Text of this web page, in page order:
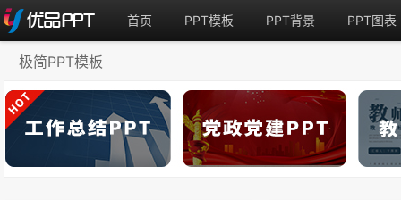
首页 PPT模板 PPT背景 PPT图表
极简PPT模板